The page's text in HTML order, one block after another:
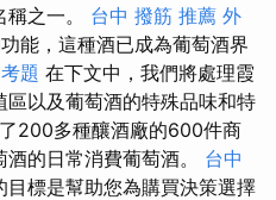
之一。 台中 撥筋 推薦 外
能，這種酒已成為葡萄酒界
題 在下文中，我們將處理霞
以及葡萄酒的特殊品味和特
200多種釀酒廠的600件商
的日常消費葡萄酒。 台中
標是幫助您為購買決策選擇